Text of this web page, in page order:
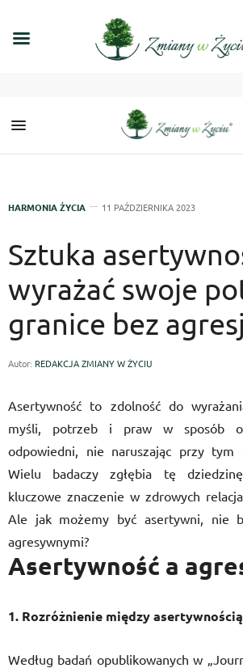
HARMONIA ŻYCIA 11 PAŹDZIERNIKA 2023
Sztuka
wyrażać swoje
granice bez
Autor: REDAKCJA ZMIANY W ŻYCIU
Asertywność to zdolność do
myśli, potrzeb i praw w sposób
odpowiedni, nie naruszając przy tym
Wielu badaczy zgłębia tę
kluczowe znaczenie w zdrowych
Ale jak możemy być asertywni, nie
agresywnymi?
Asertywność a
1. Rozróżnienie między
Według badań opublikowanych w